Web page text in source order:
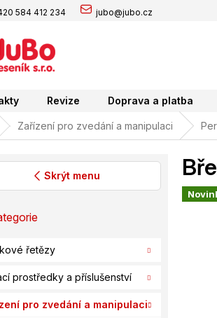
584 412 234 jubo@jubo.cz
Revize Doprava a platba
Zařízení pro zvedání a manipulaci
Skrýt menu
řetězy
prostředky a příslušenství
pro zvedání a manipulaci